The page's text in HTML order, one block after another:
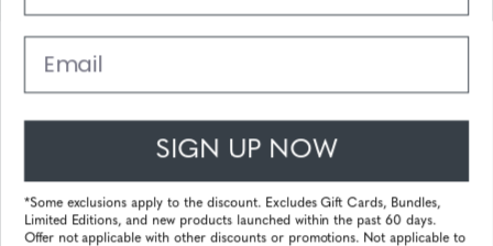
Powered byTecframe ERP
Email
SIGN UP NOW
*Some exclusions apply to the discount. Excludes Gift Cards, Bundles,
Limited Editions, and new products launched within the past 60 days.
Offer not applicable with other discounts or promotions. Not applicable to